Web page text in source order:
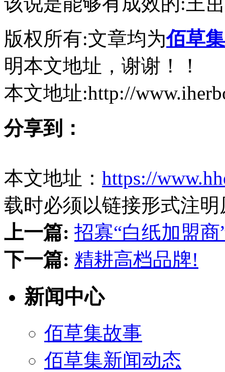
版权所有:文章均为佰草
明本文地址，谢谢！！
本文地址:http://
分享到：
本文地址： https://
载时必须以链接形式注
上一篇: 招寡“白纸加盟商
下一篇: 精耕高档品牌!
新闻中心
佰草集故事
佰草集新闻动态